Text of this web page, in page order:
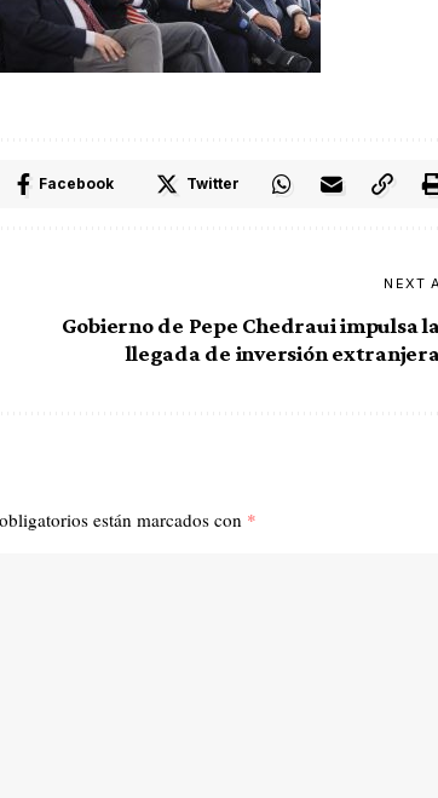
Facebook Twitter
NEXT
Gobierno de Pepe Chedraui impulsa la
llegada de inversión extranjera
están marcados con *